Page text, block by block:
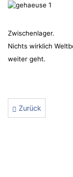
Zwischenlager.
Nichts wirklich
weiter geht.
Vorheriger
Zurück